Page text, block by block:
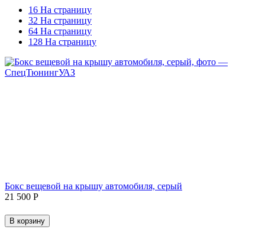
16 На страницу
32 На страницу
64 На страницу
128 На страницу
Бокс вещевой на крышу автомобиля, серый
21 500 Р
В корзину